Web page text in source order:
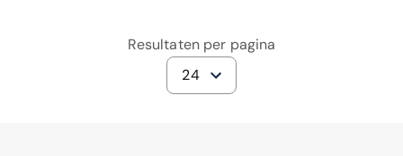
Resultaten per pagina
24